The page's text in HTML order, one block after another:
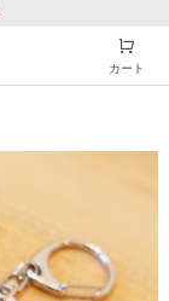
カート